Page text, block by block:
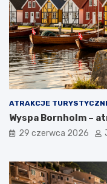
ATRAKCJE
Wyspa Bornholm –
29 czerwca 2026